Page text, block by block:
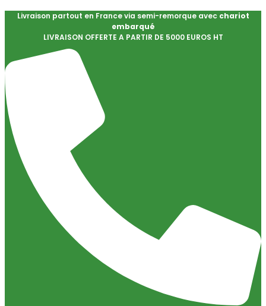
Livraison partout en France via semi-remorque avec chariot
embarqué
LIVRAISON OFFERTE A PARTIR DE 5000 EUROS HT